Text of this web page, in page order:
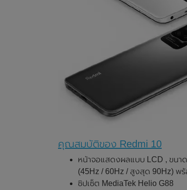
คุณสมบัติของ Redmi 10
หน้าจอแสดงผลแบบ LCD , ขนาด
(45Hz / 60Hz / สูงสุด 90Hz) พ
ชิปเซ็ต MediaTek Helio G88